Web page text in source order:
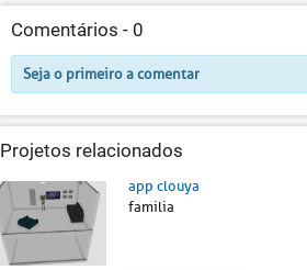
Comentários - 0
Seja o primeiro a comentar
Projetos relacionados
app clouya
familia